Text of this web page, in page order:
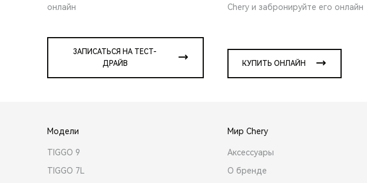
онлайн
ЗАПИСАТЬСЯ НА ТЕСТ-
ДРАЙВ
Chery и забронируйте его онлайн
КУПИТЬ ОНЛАЙН
Модели
TIGGO 9
TIGGO 7L
Мир Chery
Аксессуары
О бренде